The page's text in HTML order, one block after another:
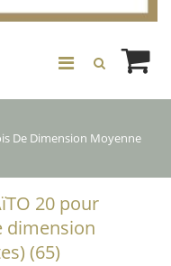
De Dimension Moyenne
20 pour
dimension
(65)